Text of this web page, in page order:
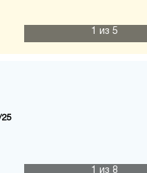
1 из 5
25
1 из 8